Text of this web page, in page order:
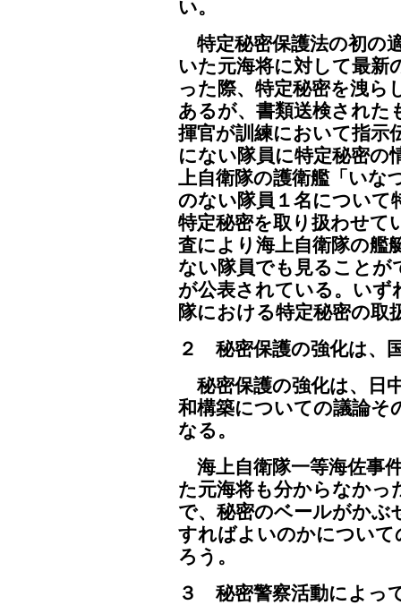
い。
特定秘密保護法の初の
いた元海将に対して最新
った際、特定秘密を洩ら
あるが、書類送検された
揮官が訓練において指示
にない隊員に特定秘密の
上自衛隊の護衛艦「いな
のない隊員１名について
特定秘密を取り扱わせて
査により海上自衛隊の艦
ない隊員でも見ることが
が公表されている。いず
隊における特定秘密の取
２ 秘密保護の強化は、
秘密保護の強化は、日
和構築についての議論そ
なる。
海上自衛隊一等海佐事
た元海将も分からなかっ
で、秘密のベールがかぶ
すればよいのかについ
ろう。
３ 秘密警察活動によっ